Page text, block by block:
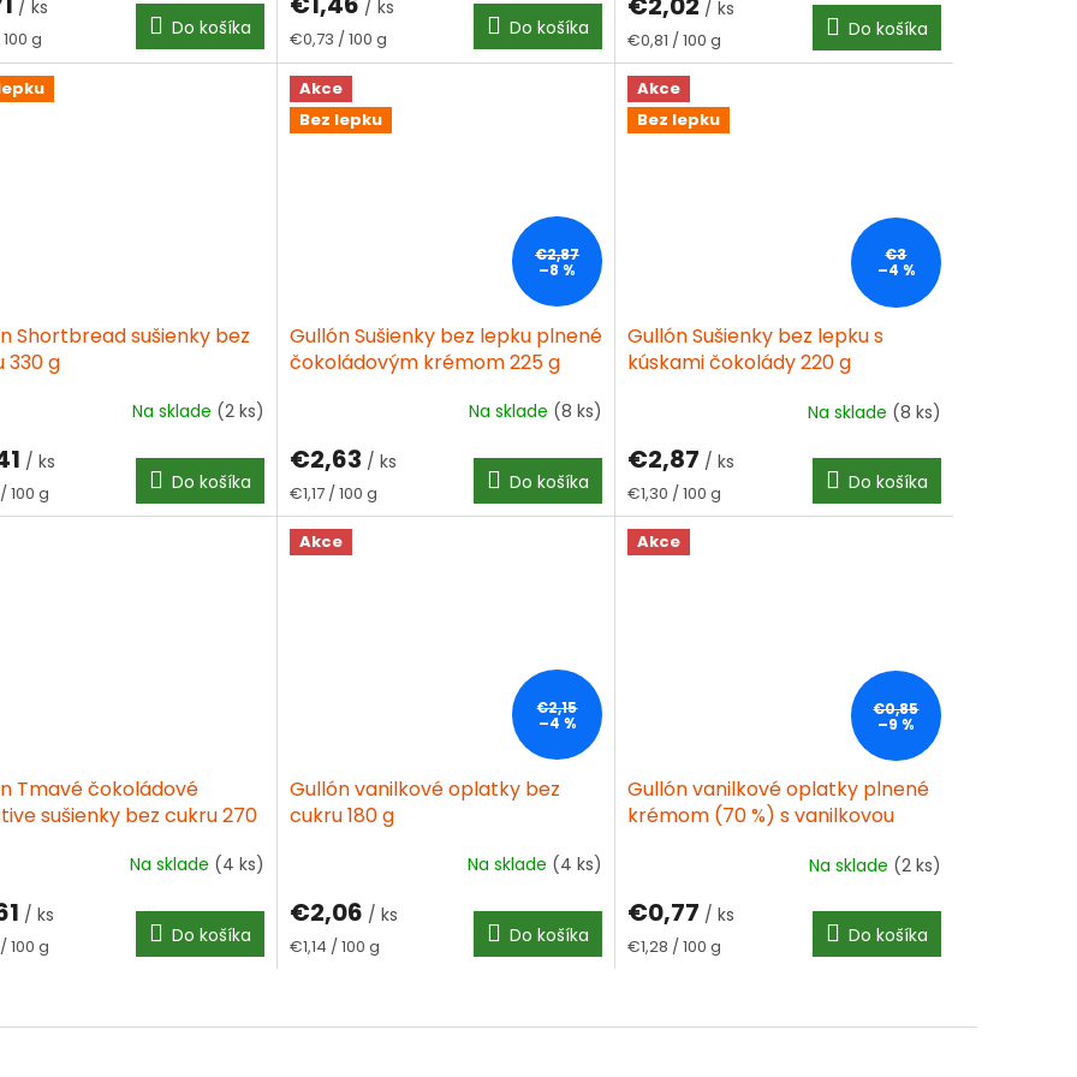
/ ks
g Do košíka
/ ks
Jednotková
cena:
€0,73 / 100 g Do košíka
/ ks
Jednotková
cena:
€0,81 / 100 g Do košíka
Shortbread sušienky bez
330 g
Na sklade (2 ks)
/ ks
100 g Do košíka
Akce
Bez lepku
€2,87
–8 %
Gullón Sušienky bez lepku plnené
čokoládovým krémom 225 g
Na sklade (8 ks)
€2,63 / ks
Jednotková
cena:
€1,17 / 100 g Do košíka
Akce
Bez lepku
€3
–4 %
Gullón Sušienky bez lepku s
kúskami čokolády 220 g
produktu
je
5,0
z
5
Na sklade (8 ks)
€2,87 / ks
Jednotková
cena:
€1,30 / 100 g Do košíka
Tmavé čokoládové
sušienky bez cukru 270
Na sklade (4 ks)
/ ks
100 g Do košíka
Akce
€2,15
–4 %
Gullón vanilkové oplatky bez
cukru 180 g
Na sklade (4 ks)
€2,06 / ks
Jednotková
€1,14 / 100 g Do košíka
Akce
€0,85
–9 %
Gullón vanilkové oplatky plnené
krémom (70 %) s vanilkovou
Na sklade (2 ks)
€0,77 / ks
Jednotková
€1,28 / 100 g Do košíka
v